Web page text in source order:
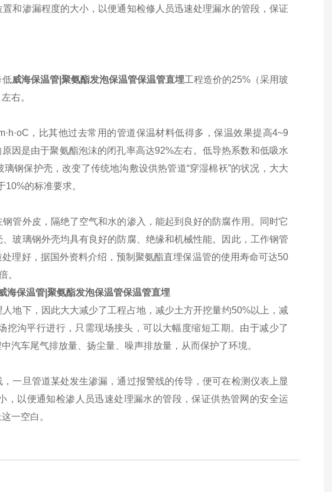
和渗漏程度的大小，以便通知检修人员迅速处理漏水的管段，保证
低威海保温管|聚氨酯发泡保温管保温管直埋工程造价的25%（采用玻
右。
，比其他过去常用的管道保温材料低得多，保温效果提高4~9
因是由于聚氨酯泡沫的闭孔率高达92%左右。低导热系数和低吸水
钢保护壳，改变了传统地沟敷设供热管道“穿湿棉袄”的状况，大大
的标准要求。
管外皮，隔绝了空气和水的渗入，能起到良好的防腐作用。同时它
玻璃钢外壳均具有良好的防腐、绝缘和机械性能。因此，工作钢管
理好，据国外资料介绍，预制聚氨酯直埋保温管的使用寿命可达50
。
海保温管|聚氨酯发泡保温管保温管直埋
地下，因此大大减少了工程占地，减少土方开挖量约50%以上，减
沟平行进行，只需现场接头，可以大幅度缩短工期。由于减少了
汽车尾气排放量、扬尘量、噪声排放量，从而保护了环境。
一旦管道某处发生渗漏，通过报警线的传导，便可在检测仪表上显
，以便通知检渗人员迅速处理漏水的管段，保证供热管网的安全运
一空白。